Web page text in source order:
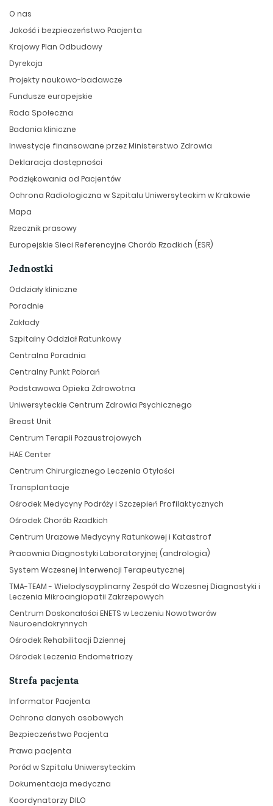
O nas
Jakość i bezpieczeństwo Pacjenta
Krajowy Plan Odbudowy
Dyrekcja
Projekty naukowo-badawcze
Fundusze europejskie
Rada Społeczna
Badania kliniczne
Inwestycje finansowane przez Ministerstwo Zdrowia
Deklaracja dostępności
Podziękowania od Pacjentów
Ochrona Radiologiczna w Szpitalu Uniwersyteckim w Krakowie
Mapa
Rzecznik prasowy
Europejskie Sieci Referencyjne Chorób Rzadkich (ESR)
Jednostki
Oddziały kliniczne
Poradnie
Zakłady
Szpitalny Oddział Ratunkowy
Centralna Poradnia
Centralny Punkt Pobrań
Podstawowa Opieka Zdrowotna
Uniwersyteckie Centrum Zdrowia Psychicznego
Breast Unit
Centrum Terapii Pozaustrojowych
HAE Center
Centrum Chirurgicznego Leczenia Otyłości
Transplantacje
Ośrodek Medycyny Podróży i Szczepień Profilaktycznych
Ośrodek Chorób Rzadkich
Centrum Urazowe Medycyny Ratunkowej i Katastrof
Pracownia Diagnostyki Laboratoryjnej (andrologia)
System Wczesnej Interwencji Terapeutycznej
TMA-TEAM - Wielodyscyplinarny Zespół do Wczesnej Diagnostyki i
Leczenia Mikroangiopatii Zakrzepowych
Centrum Doskonałości ENETS w Leczeniu Nowotworów
Neuroendokrynnych
Ośrodek Rehabilitacji Dziennej
Ośrodek Leczenia Endometriozy
Strefa pacjenta
Informator Pacjenta
Ochrona danych osobowych
Bezpieczeństwo Pacjenta
Prawa pacjenta
Poród w Szpitalu Uniwersyteckim
Dokumentacja medyczna
Koordynatorzy DILO